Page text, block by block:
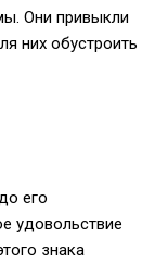
Они привыкли
них обустроить
его
удовольствие
знака